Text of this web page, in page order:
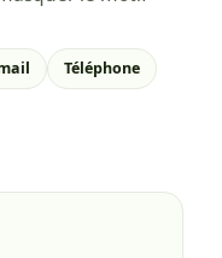
Téléphone